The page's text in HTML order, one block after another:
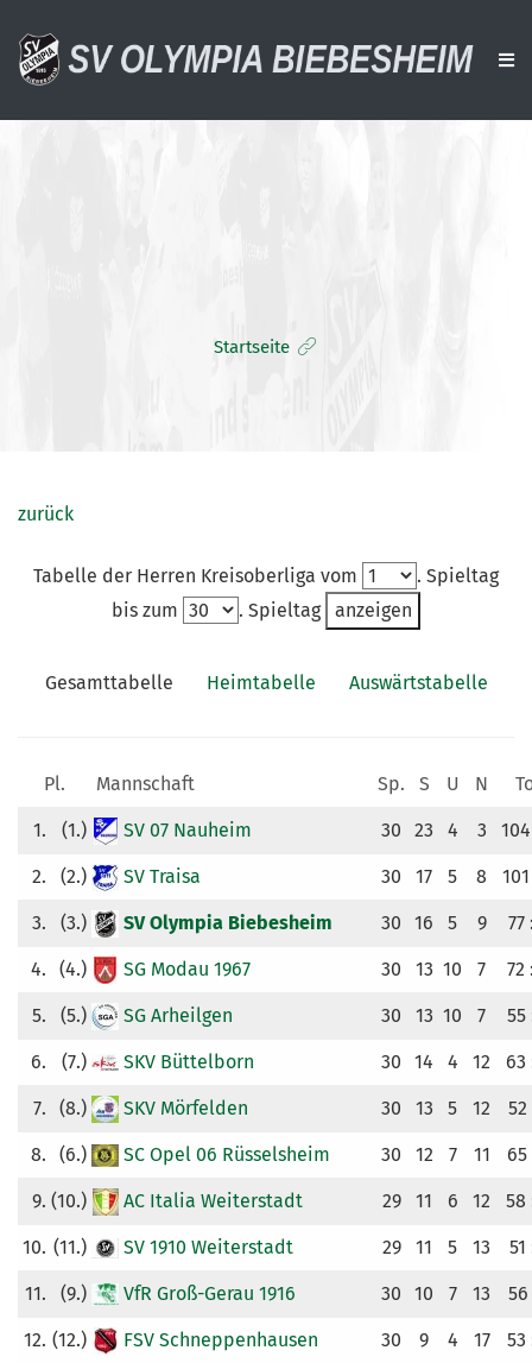
VERANSTALTUNGEN
ARCHIV
Startseite
zurück
Tabelle der Herren Kreisoberliga vom
. Spieltag
bis zum
. Spieltag
Gesamttabelle Heimtabelle Auswärtstabelle
Pl. Mannschaft Sp. S U N
1. (1.) SV 07 Nauheim 30 23 4 3
2. (2.) SV Traisa 30 17 5 8
3. (3.) SV Olympia Biebesheim 30 16 5 9
4. (4.) SG Modau 1967 30 13 10 7
5. (5.) SG Arheilgen 30 13 10 7
6. (7.) SKV Büttelborn 30 14 4 12
7. (8.) SKV Mörfelden 30 13 5 12
8. (6.) SC Opel 06 Rüsselsheim 30 12 7 11
9. (10.) AC Italia Weiterstadt 29 11 6 12 58
10. (11.) SV 1910 Weiterstadt 29 11 5 13
11. (9.) VfR Groß-Gerau 1916 30 10 7 13
12. (12.) FSV Schneppenhausen 30 9 4 17